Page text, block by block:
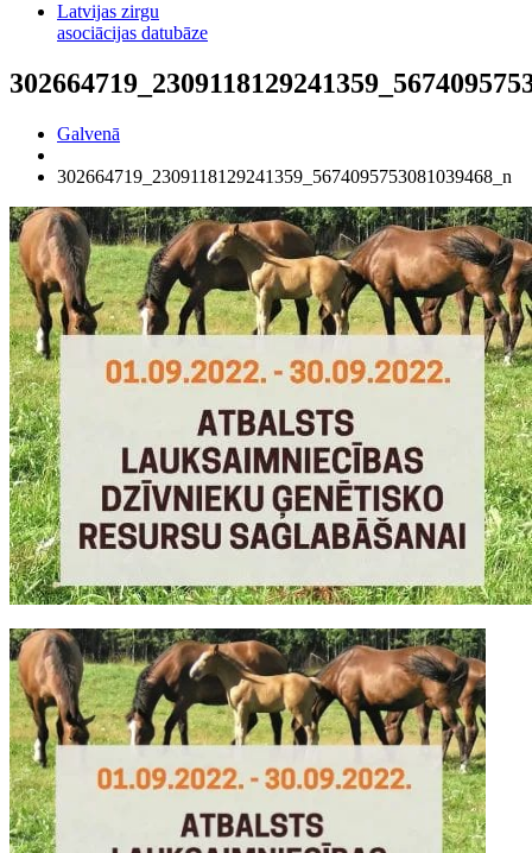
Latvijas zirgu
asociācijas datubāze
Galvenā
302664719_2309118129241359_5674095753081039468_n